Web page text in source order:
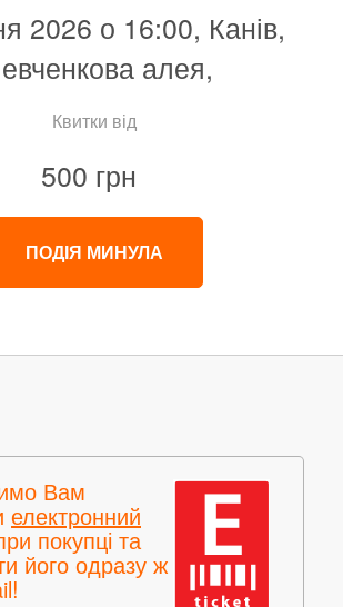
2026 о 16:00, Канів,
алея,
Квитки від
500 грн
ПОДІЯ МИНУЛА
Вам
електронний
покупці та
його одразу ж